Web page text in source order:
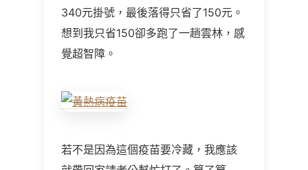
340元掛號，最後落得只省了150元。
想到我只省150卻多跑了一趟雲林，感
覺超智障。
若不是因為這個疫苗要冷藏，我應該